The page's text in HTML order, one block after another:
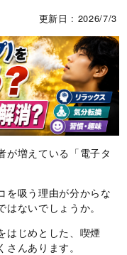
更新日 : 2026/7/3
が増えている「電子タ
を吸う理由が分からな
ないでしょうか。
はじめとした、喫煙
んあります。